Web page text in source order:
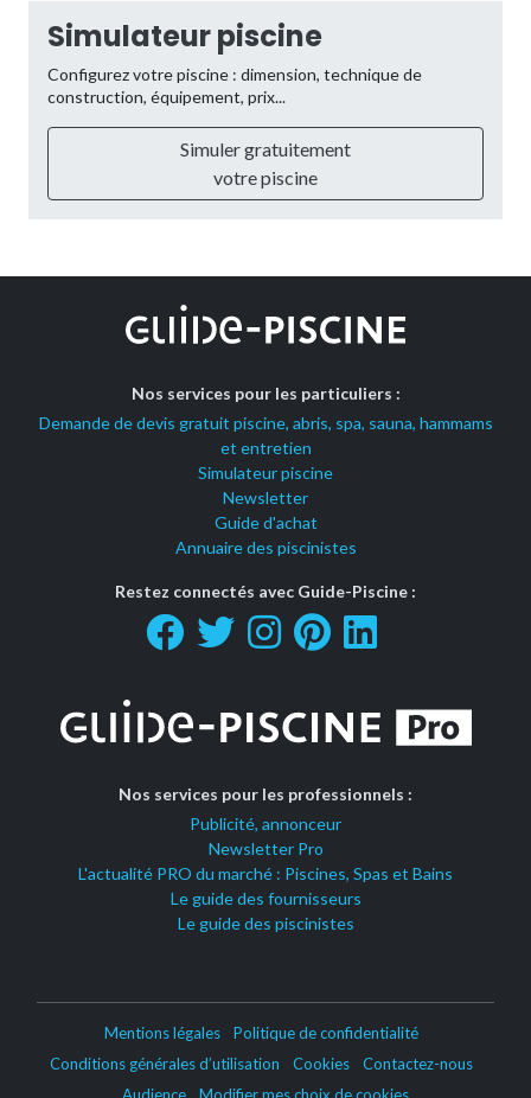
Simulateur piscine
Configurez votre piscine : dimension, technique de
construction, équipement, prix...
Simuler gratuitement
votre piscine
Nos services pour les particuliers :
Demande de devis gratuit piscine, abris, spa, sauna, hammams
et entretien
Simulateur piscine
Newsletter
Guide d'achat
Annuaire des piscinistes
Restez connectés avec Guide-Piscine :
Nos services pour les professionnels :
Publicité, annonceur
Newsletter Pro
L'actualité PRO du marché : Piscines, Spas et Bains
Le guide des fournisseurs
Le guide des piscinistes
Mentions légales
Politique de confidentialité
Conditions générales d’utilisation
Cookies
Contactez-nous